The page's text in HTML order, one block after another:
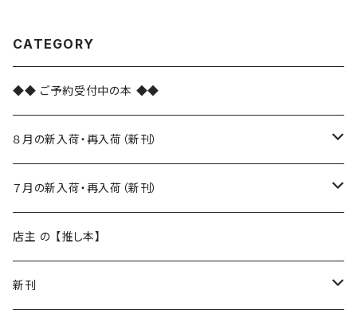
CATEGORY
◆◆ ご予約受付中の本 ◆◆
８月の新入荷・再入荷（新刊）
新入荷
再入荷
７月の新入荷・再入荷（新刊）
新入荷
再入荷
店主 の 【推し本】
新刊